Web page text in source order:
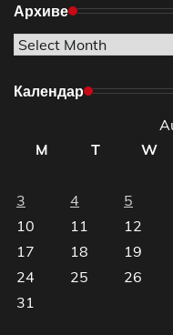
Архиве
Архиве
Календар
M
T W
3
4 5
10
11 12
17
18 19
24
25 26
31